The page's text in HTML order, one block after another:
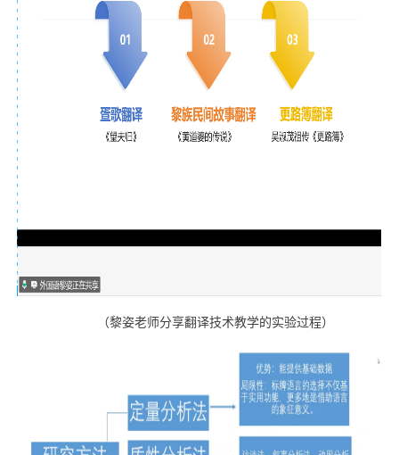
（黎姿老师分享翻译技术教学的实验过程）